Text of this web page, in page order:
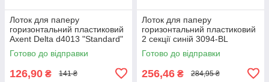
Лоток для паперу
горизонтальний пластиковий
Axent Delta d4013 "Standard"
чорний
Готово до відправки
126,90 ₴ 141 ₴
Лоток для паперу
горизонтальний пластиковий
2 секції синій 3094-BL
Готово до відправки
256,46 ₴ 284,95 ₴